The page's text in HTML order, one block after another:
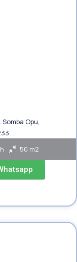
Opu,
50 m2